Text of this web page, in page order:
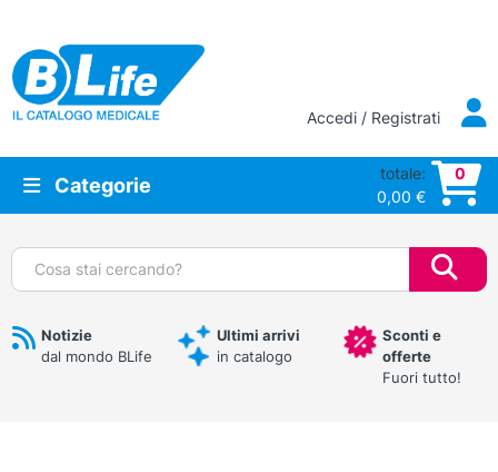
Vai al contenuto principale
Accedi / Registrati
Categorie
totale:
0,00 €
0
Cerca:
Notizie
dal mondo BLife
Ultimi arrivi
in catalogo
Sconti e
offerte
Fuori tutto!